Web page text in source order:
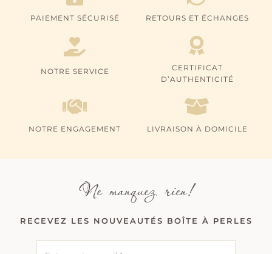
PAIEMENT SÉCURISÉ RETOURS ET ÉCHANGES
NOTRE SERVICE
CERTIFICAT
D’AUTHENTICITÉ
NOTRE ENGAGEMENT LIVRAISON À DOMICILE
Ne manquez rien!
RECEVEZ LES NOUVEAUTÉS BOÎTE À PERLES